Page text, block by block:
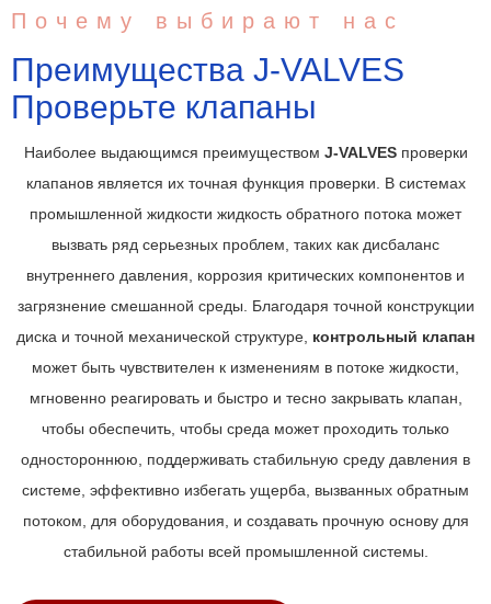
Почему выбирают нас
Преимущества J-VALVES
Проверьте клапаны
Наиболее выдающимся преимуществом J-VALVES проверки
клапанов является их точная функция проверки. В системах
промышленной жидкости жидкость обратного потока может
вызвать ряд серьезных проблем, таких как дисбаланс
внутреннего давления, коррозия критических компонентов и
загрязнение смешанной среды. Благодаря точной конструкции
диска и точной механической структуре, контрольный клапан
может быть чувствителен к изменениям в потоке жидкости,
мгновенно реагировать и быстро и тесно закрывать клапан,
чтобы обеспечить, чтобы среда может проходить только
одностороннюю, поддерживать стабильную среду давления в
системе, эффективно избегать ущерба, вызванных обратным
потоком, для оборудования, и создавать прочную основу для
стабильной работы всей промышленной системы.